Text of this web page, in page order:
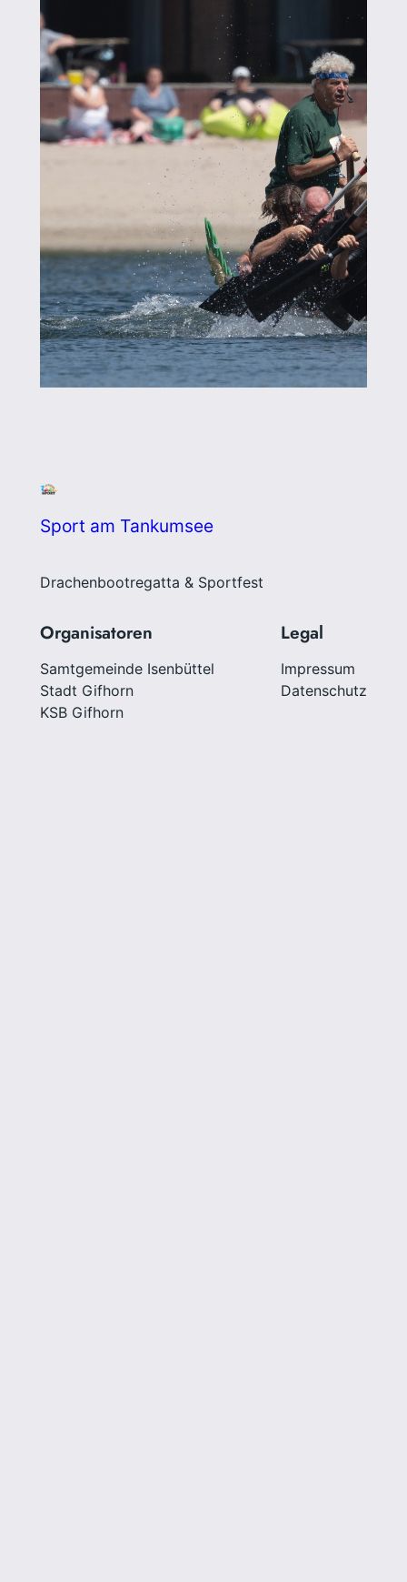
Sport am Tankumsee
Drachenbootregatta & Sportfest
Organisatoren
Samtgemeinde Isenbüttel
Stadt Gifhorn
KSB Gifhorn
Legal
Impressum
Datenschutz